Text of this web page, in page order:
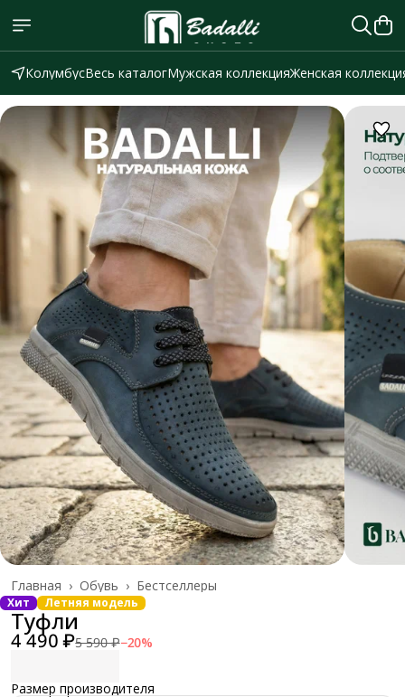
КолумбусВесь каталогМужская коллекцияЖенская
Бестселлеры
Обувь ›
Главная ›
Хит Летняя модель
Туфли
4 490 ₽5 590 ₽−20%
Размер производителя